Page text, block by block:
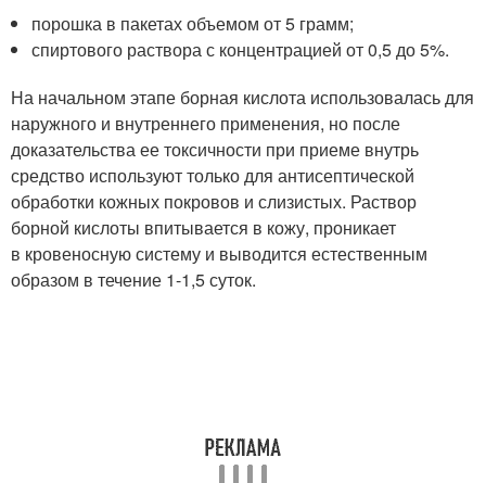
порошка в пакетах объемом от 5 грамм;
спиртового раствора с концентрацией от 0,5 до 5%.
На начальном этапе борная кислота использовалась для
наружного и внутреннего применения, но после
доказательства ее токсичности при приеме внутрь
средство используют только для антисептической
обработки кожных покровов и слизистых. Раствор
борной кислоты впитывается в кожу, проникает
в кровеносную систему и выводится естественным
образом в течение 1-1,5 суток.